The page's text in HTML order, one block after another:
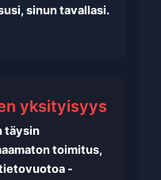
sinun tavallasi.
yksityisyys
täysin
toimitus,
-